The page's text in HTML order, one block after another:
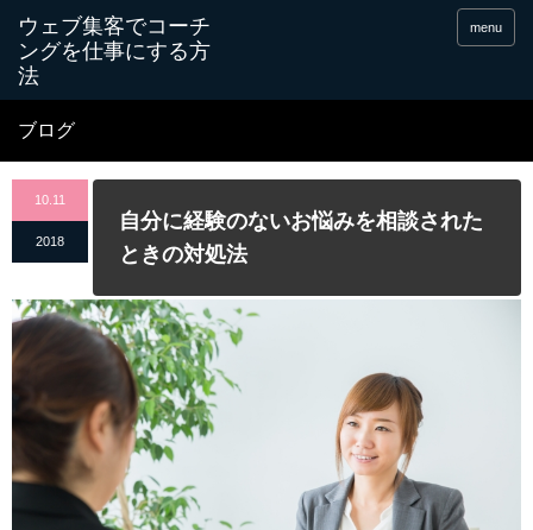
menu
ブログ
10.11
2018
自分に経験のないお悩みを相談された
ときの対処法